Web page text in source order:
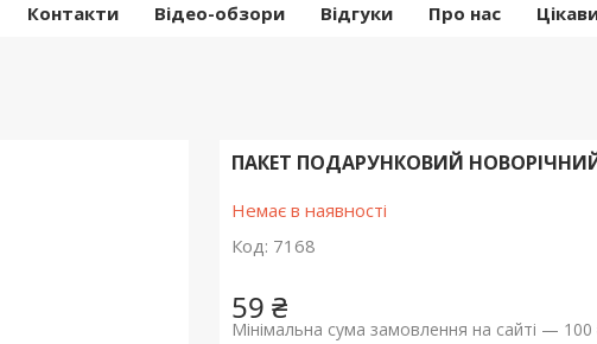
Контакти Відео-обзори Відгуки Про нас
ПАКЕТ ПОДАРУНКОВИЙ НОВОРІЧНИЙ
Немає в наявності
Код: 7168
59 ₴
Мінімальна сума замовлення на сайті — 100